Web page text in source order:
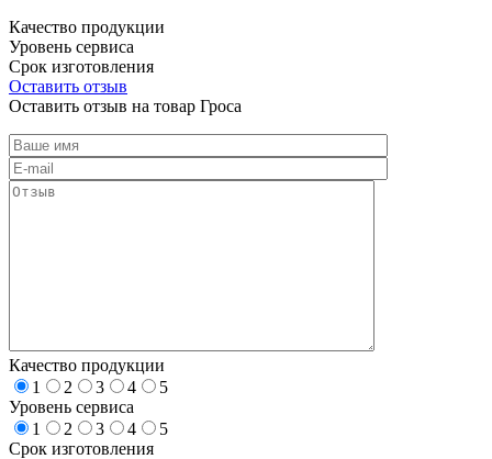
Качество продукции
Уровень сервиса
Срок изготовления
Оставить отзыв
Оставить отзыв на товар Гроса
Качество продукции
1
2 3 4
5
Уровень сервиса
1
2 3 4
5
Срок изготовления